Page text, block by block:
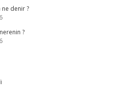
ne denir ?
?